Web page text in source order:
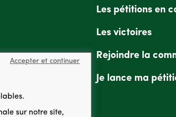
Accepter et continuer
sur notre site,
Les pétitions en
Les victoires
Rejoindre la
Je lance ma